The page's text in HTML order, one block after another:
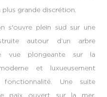
grande discrétion.
s'ouvre plein sud sur une
autour d’un arbre
vue plongeante sur la
et luxueusement
Une suite
paix ouvert sur la mer,